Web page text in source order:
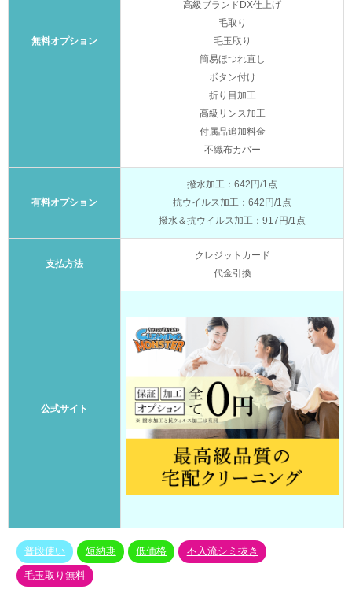
無料オプション
高級ブランドDX仕上げ
毛取り
毛玉取り
簡易ほつれ直し
ボタン付け
折り目加工
高級リンス加工
付属品追加料金
不織布カバー
有料オプション
撥水加工：642円/1点
抗ウイルス加工：642円/1点
撥水＆抗ウイルス加工：917円/1点
支払方法
クレジットカード
代金引換
公式サイト
普段使い 短納期 低価格 不入流シミ抜き
毛玉取り無料